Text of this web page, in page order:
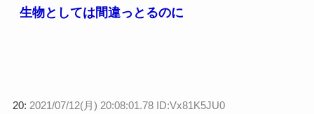
生物としては間違っとるのに
20: 2021/07/12(月) 20:08:01.78 ID:Vx81K5JU0